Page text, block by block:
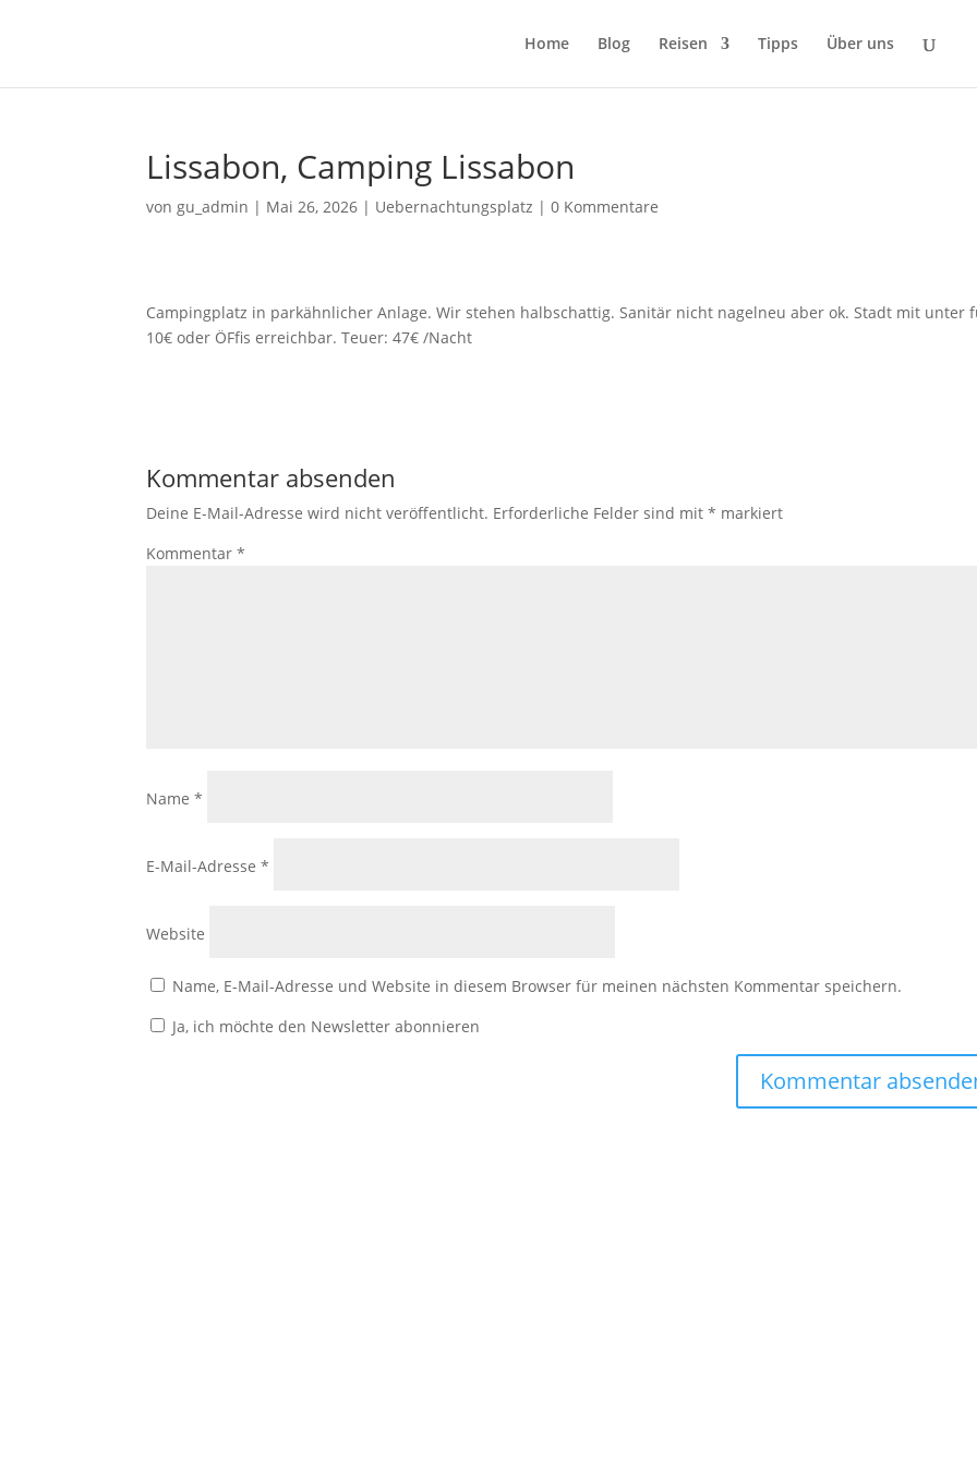
Home Blog Reisen Tipps Über uns
Lissabon, Camping Lissabon
vongu_admin | Mai 26, 2026 | Uebernachtungsplatz |0 Kommentare
Campingplatz in parkähnlicher Anlage. Wir stehen halbschattig. Sanitär nicht nagelneu aber ok. Stadt mit unter
10€ oder ÖFfis erreichbar. Teuer: 47€ /Nacht
Kommentar absenden
Deine E-Mail-Adresse wird nicht veröffentlicht. Erforderliche Felder sind mit* markiert
Kommentar*
Name*
E-Mail-Adresse*
Website
Name, E-Mail-Adresse und Website in diesem Browser für meinen nächsten Kommentar speichern.
Ja, ich möchte den Newsletter abonnieren